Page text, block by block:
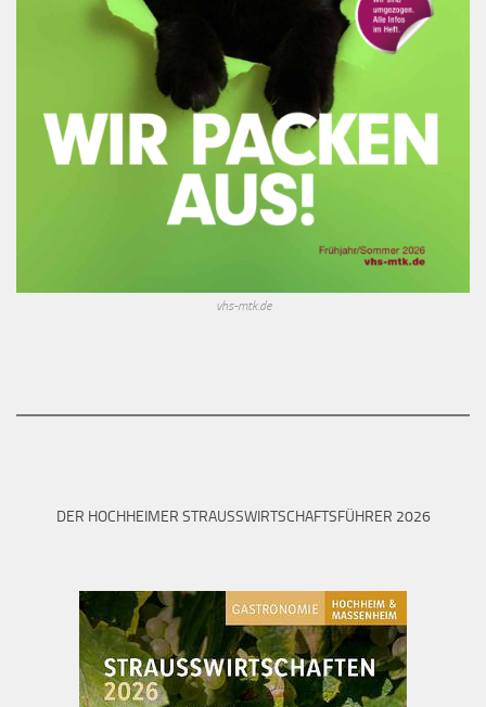
vhs-mtk.de
DER HOCHHEIMER STRAUSSWIRTSCHAFTSFÜHRER 2026